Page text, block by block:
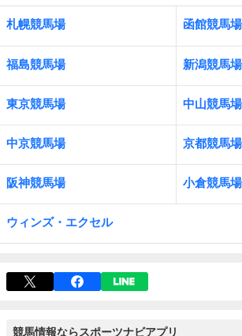
札幌競馬場 函館競馬場
福島競馬場 新潟競馬場
東京競馬場 中山競馬場
中京競馬場 京都競馬場
阪神競馬場 小倉競馬場
ウィンズ・エクセル
競馬情報ならスポーツナビアプリ